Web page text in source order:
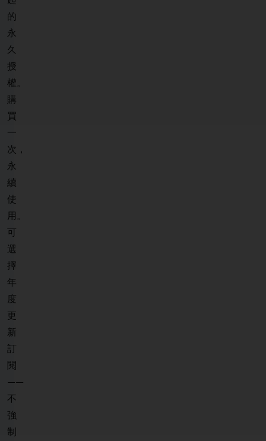
的
永
久
授
權。
購
買
一
次，
永
續
使
用。
可
選
擇
年
度
更
新
訂
閱
——
不
強
制